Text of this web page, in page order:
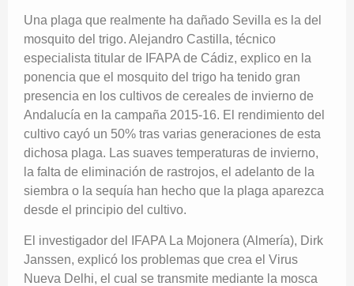
Una plaga que realmente ha dañado Sevilla es la del
mosquito del trigo. Alejandro Castilla, técnico
especialista titular de IFAPA de Cádiz, explico en la
ponencia que el mosquito del trigo ha tenido gran
presencia en los cultivos de cereales de invierno de
Andalucía en la campaña 2015-16. El rendimiento del
cultivo cayó un 50% tras varias generaciones de esta
dichosa plaga. Las suaves temperaturas de invierno,
la falta de eliminación de rastrojos, el adelanto de la
siembra o la sequía han hecho que la plaga aparezca
desde el principio del cultivo.
El investigador del IFAPA La Mojonera (Almería), Dirk
Janssen, explicó los problemas que crea el Virus
Nueva Delhi, el cual se transmite mediante la mosca